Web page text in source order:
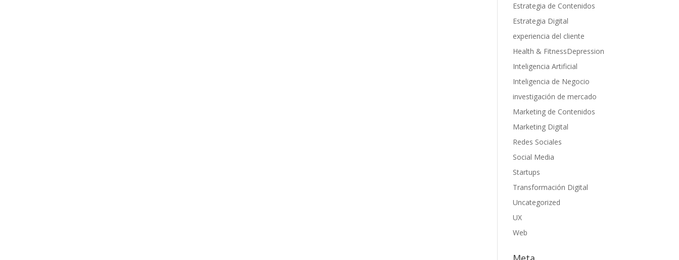
Estrategia de Contenidos
Estrategia Digital
experiencia del cliente
Health & FitnessDepression
Inteligencia Artificial
Inteligencia de Negocio
investigación de mercado
Marketing de Contenidos
Marketing Digital
Redes Sociales
Social Media
Startups
Transformación Digital
Uncategorized
UX
Web